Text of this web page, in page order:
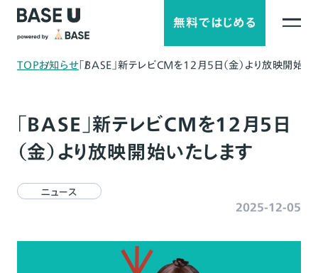
無料ではじめる
TOPお知らせ「BASE」新テレビCMを12月5日（金）より放映開始い
「BASE」新テレビCMを12月5日
（金）より放映開始いたします
ニュース
2025-12-05